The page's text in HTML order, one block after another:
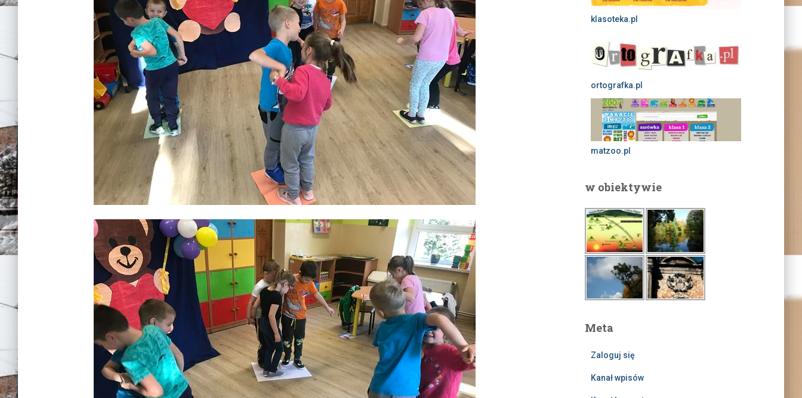
klasoteka.pl
ortografka.pl
matzoo.pl
w obiektywie
Meta
Zaloguj się
Kanał wpisów